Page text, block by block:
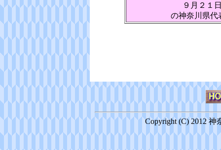
９月２１
の神奈川県代
Copyright (C) 2012 神